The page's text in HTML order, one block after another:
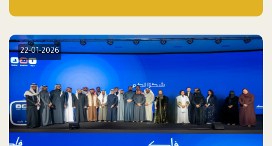
الذكاء الاصطناعي: خارطة الطريق للمستثمرين ورواد الأعمال في
22-01-2026